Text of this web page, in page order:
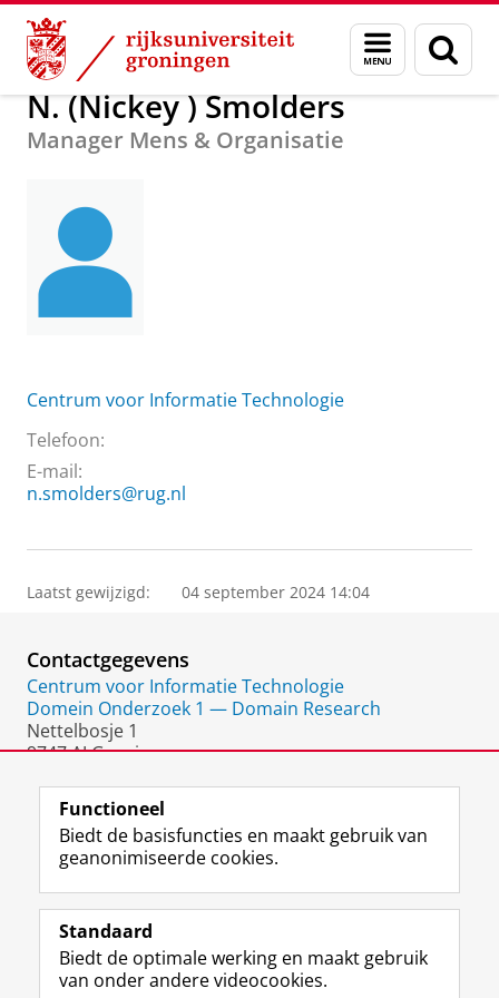
Skip
Content
Skip
Navigation
Menu
en
zoeken
Over ons N. (Nickey ) Smolders
N. (Nickey ) Smolders
Manager Mens & Organisatie
Centrum voor Informatie Technologie
Telefoon:
E-mail:
n.smolders@rug.nl
Laatst gewijzigd: 04 september 2024 14:04
Contactgegevens
Centrum voor Informatie Technologie
Domein Onderzoek 1 — Domain Research
Nettelbosje 1
9747 AJ Groningen
Volg de RUG
F
a
e
b
L
i
k
e
R
S
-
f
I
n
t
Y
o
T
Studiekiezers
Functioneel
Biedt de basisfuncties en maakt gebruik van
geanonimiseerde cookies.
Standaard
Biedt de optimale werking en maakt gebruik
van onder andere videocookies.